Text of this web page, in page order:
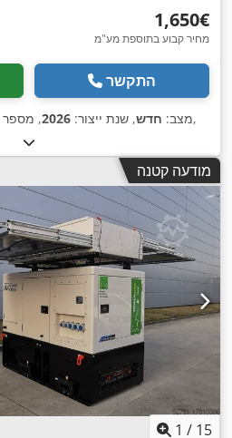
‏1,650 ‏€
מחיר קבוע בתוספת מע"מ
התקשר
מצב: חדש, שנת ייצור: 2026, מספר ,
מודעה קטנה
1 / 15